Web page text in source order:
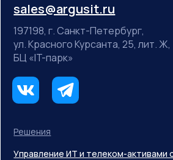
Решения
Управление ИТ и телеком-активами
sales@argusit.ru
197198, г. Санкт-Петербург,
ул. Красного Курсанта, 25, лит. Ж,
БЦ «IT-парк»